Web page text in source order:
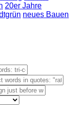
20er Jahre
neues Bauen